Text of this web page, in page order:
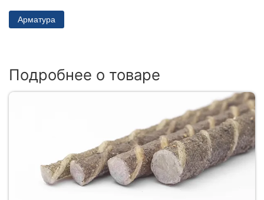
Арматура
Подробнее о товаре